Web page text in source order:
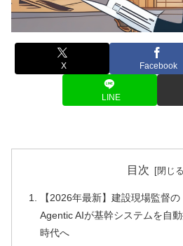
X Facebook
LINE
目次
【2026年最新】建設現場監督
Agentic AIが基幹システムを自
時代へ